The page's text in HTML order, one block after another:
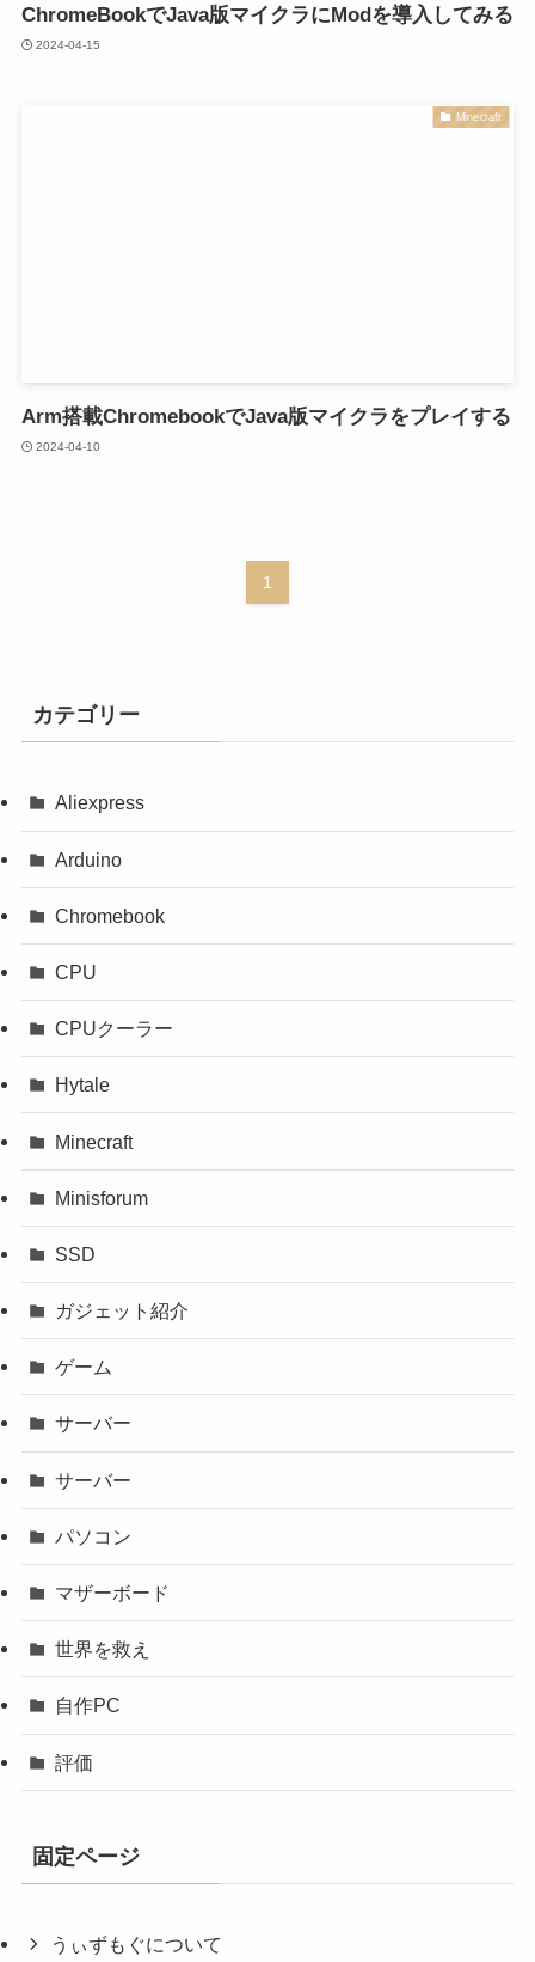
ChromeBookでJava版マイクラにModを導入してみる
2024-04-15
Minecraft
Arm搭載ChromebookでJava版マイクラをプレイする
2024-04-10
1
カテゴリー
Aliexpress
Arduino
Chromebook
CPU
CPUクーラー
Hytale
Minecraft
Minisforum
SSD
ガジェット紹介
ゲーム
サーバー
サーバー
パソコン
マザーボード
世界を救え
自作PC
評価
固定ページ
うぃずもぐについて